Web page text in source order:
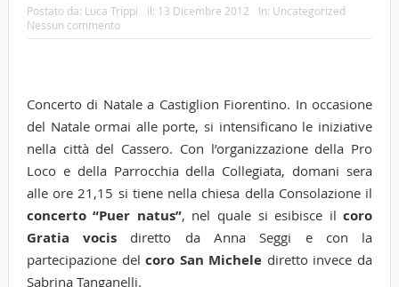
Postato da: Luca Trippi il: 13 Dicembre 2012 In: Uncategorized
Nessun commento
Concerto di Natale a Castiglion Fiorentino. In occasione
del Natale ormai alle porte, si intensificano le iniziative
nella città del Cassero. Con l’organizzazione della Pro
Loco e della Parrocchia della Collegiata, domani sera
alle ore 21,15 si tiene nella chiesa della Consolazione il
concerto “Puer natus”, nel quale si esibisce ilcoro
Gratia vocis diretto da Anna Seggi e con la
partecipazione delcoro San Michele diretto invece da
Sabrina Tanganelli.